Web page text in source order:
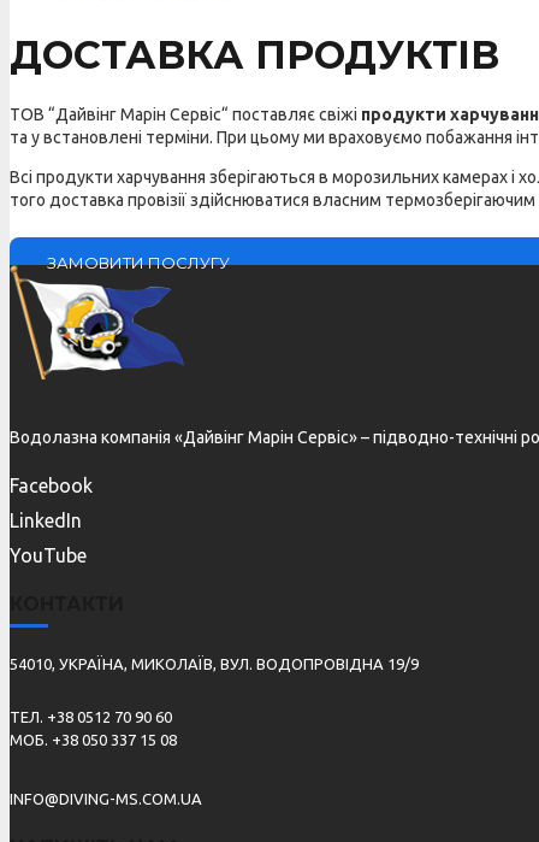
ДОСТАВКА ПРОДУКТІВ
ТОВ “ДайвінгМарін Сервіс“ поставляєсвіжі продукти
та у встановлені терміни. При цьомуми враховуємо побажання
Всі продукти харчування зберігаються в морозильнихкамерахі
того доставка провізіїздійснюватися власним термозберігаючим
ЗАМОВИТИ ПОСЛУГУ
Водолазна компанія «Дайвінг Марін Сервіс» – підводно-технічні
Facebook
LinkedIn
YouTube
54010, УКРАЇНА, МИКОЛАЇВ, ВУЛ. ВОДОПРОВІДНА 19/9
ТЕЛ. +38 0512 70 90 60
МОБ. +38 050 337 15 08
INFO@DIVING-MS.COM.UA